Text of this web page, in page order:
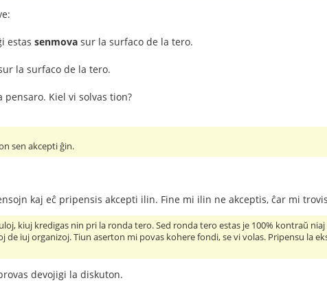
estas senmova sur la surfaco de la tero.
la surfaco de la tero.
Kiel vi solvas tion?
sen akcepti ĝin.
kaj eĉ pripensis akcepti ilin. Fine mi ilin ne akceptis, ĉar mi
kiuj kredigas nin pri la ronda tero. Sed ronda tero estas je 100% kontraŭ
iuj organizoj. Tiun aserton mi povas kohere fondi, se vi volas. Pripensu la
devojigi la diskuton.